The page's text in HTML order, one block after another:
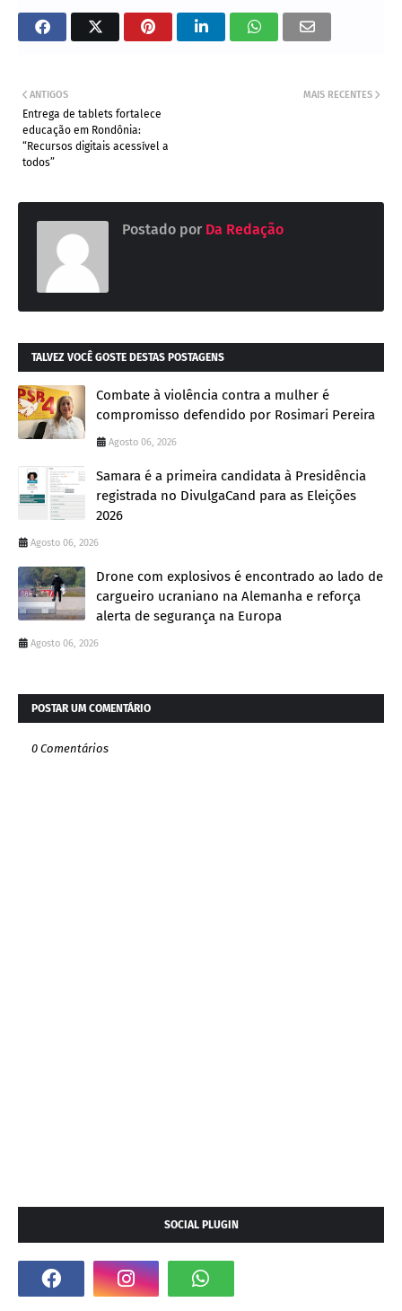
MAIS RECENTES
ANTIGOS
Entrega de tablets fortalece
educação em Rondônia:
“Recursos digitais acessível a
todos”
Postado por Da Redação
TALVEZ VOCÊ GOSTE DESTAS POSTAGENS
Combate à violência contra a mulher é
compromisso defendido por Rosimari Pereira
Agosto 06, 2026
Samara é a primeira candidata à Presidência
registrada no DivulgaCand para as Eleições
2026
Agosto 06, 2026
Drone com explosivos é encontrado ao lado de
cargueiro ucraniano na Alemanha e reforça
alerta de segurança na Europa
Agosto 06, 2026
POSTAR UM COMENTÁRIO
0 Comentários
SOCIAL PLUGIN